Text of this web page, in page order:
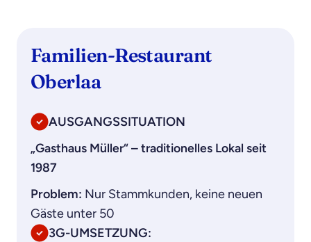
Familien-Restaurant
Oberlaa
AUSGANGSSITUATION
„Gasthaus Müller“ – traditionelles Lokal seit
1987
Problem: Nur Stammkunden, keine neuen
Gäste unter 50
3G-UMSETZUNG: